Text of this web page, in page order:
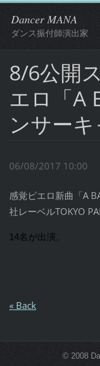
Dancer MANA
ダンス振付師演出家
8/6公開
エロ「A
ンサー
06/08/2017 10:00
感覚ピエロ新曲「A
社レーベルTOKYO
14名が出演。
« Back
© 2008